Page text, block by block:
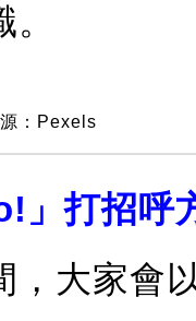
：Pexels
」打招呼
，大家會